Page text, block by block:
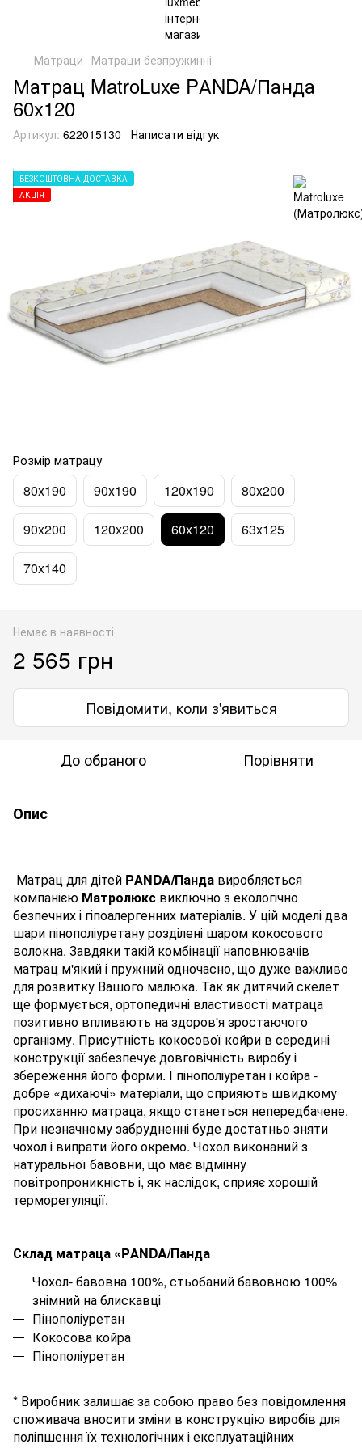
Матраци Матраци безпружинні
Матрац MatroLuxe PАNDA/Панда
60x120
Артикул: 622015130 Написати відгук
БЕЗКОШТОВНА ДОСТАВКА
АКЦІЯ
Розмір матрацу
80x190 90x190 120x190 80x200
90x200 120x200 60x120 63x125
70x140
Немає в наявності
2 565 грн
Повідомити, коли з'явиться
До обраного Порівняти
Опис
Матрац для дітей PАNDA/Панда виробляється
компанією Матролюкс виключно з екологічно
безпечних і гіпоалергенних матеріалів. У цій моделі два
шари пінополіуретану розділені шаром кокосового
волокна. Завдяки такій комбінації наповнювачів
матрац м'який і пружний одночасно, що дуже важливо
для розвитку Вашого малюка. Так як дитячий скелет
ще формується, ортопедичні властивості матраца
позитивно впливають на здоров'я зростаючого
організму. Присутність кокосової койри в середині
конструкції забезпечує довговічність виробу і
збереження його форми. І пінополіуретан і койра -
добре «дихаючі» матеріали, що сприяють швидкому
просиханню матраца, якщо станеться непередбачене.
При незначному забрудненні буде достатньо зняти
чохол і випрати його окремо. Чохол виконаний з
натуральної бавовни, що має відмінну
повітропроникність і, як наслідок, сприяє хорошій
терморегуляції.
Склад матраца «PАNDA/Панда
Чохол- бавовна 100%, стьобаний бавовною 100%
знімний на блискавці
Пінополіуретан
Кокосова койра
Пінополіуретан
* Виробник залишає за собою право без повідомлення
споживача вносити зміни в конструкцію виробів для
поліпшення їх технологічних і експлуатаційних